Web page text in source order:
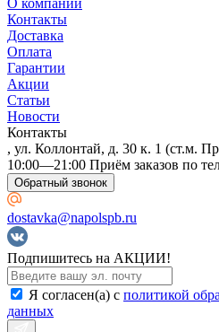
Контакты
Доставка
Оплата
Гарантии
Акции
Статьи
Новости
Контакты
, ул. Коллонтай, д. 30 к. 1 (ст.м.
10:00—21:00 Приём заказов по
Обратный звонок
dostavka@napolspb.ru
Подпишитесь на АКЦИИ!
Я согласен(a) с политикой
данных